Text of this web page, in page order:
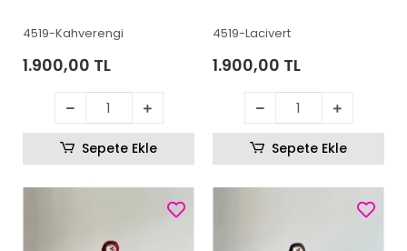
4519-Kahverengi
1.900,00 TL
Sepete Ekle
4519-Lacivert
1.900,00 TL
Sepete Ekle